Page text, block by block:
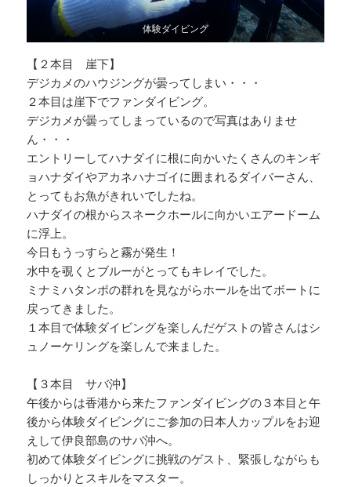
体験ダイビング
【２本目 崖下】
デジカメのハウジングが曇ってしまい・・・
２本目は崖下でファンダイビング。
デジカメが曇ってしまっているので写真はありませ
ん・・・
エントリーしてハナダイに根に向かいたくさんのキンギ
ョハナダイやアカネハナゴイに囲まれるダイバーさん、
とってもお魚がきれいでしたね。
ハナダイの根からスネークホールに向かいエアードーム
に浮上。
今日もうっすらと霧が発生！
水中を覗くとブルーがとってもキレイでした。
ミナミハタンポの群れを見ながらホールを出てボートに
戻ってきました。
１本目で体験ダイビングを楽しんだゲストの皆さんはシ
ュノーケリングを楽しんで来ました。
【３本目 サバ沖】
午後からは香港から来たファンダイビングの３本目と午
後から体験ダイビングにご参加の日本人カップルをお迎
えして伊良部島のサバ沖へ。
初めて体験ダイビングに挑戦のゲスト、緊張しながらも
しっかりとスキルをマスター。